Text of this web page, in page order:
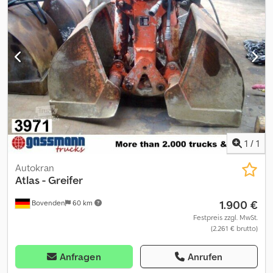
202 bar knickarm Irrtümer vorbehalten.
1 / 1
Bovenden 60 km
Autokran
Atlas- Greifer
1.900 €
Festpreis zzgl. MwSt.
(2.261 € brutto)
Anfragen Anrufen